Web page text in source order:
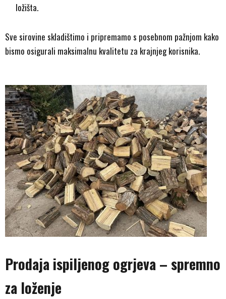
ložišta.
Sve sirovine skladištimo i pripremamo s posebnom pažnjom kako
bismo osigurali maksimalnu kvalitetu za krajnjeg korisnika.
Prodaja ispiljenog ogrjeva – spremno
za loženje